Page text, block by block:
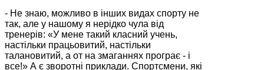
- Не знаю, можливо в інших видах спорту не
так, але у нашому я нерідко чула від
тренерів: «У мене такий класний учень,
настільки працьовитий, настільки
талановитий, а от на змаганнях програє - і
все!» А є зворотні приклади. Спортсмени, які